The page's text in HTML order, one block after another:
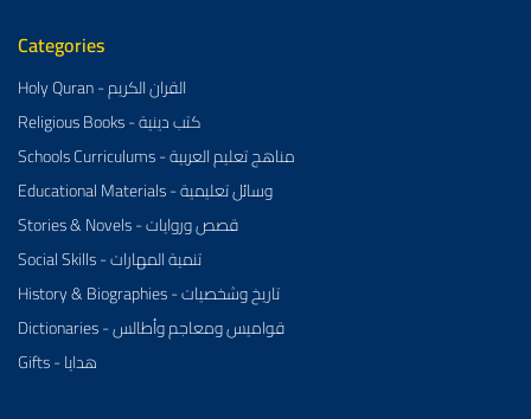
Categories
Holy Quran - القران الكريم
Religious Books - كتب دينية
Schools Curriculums - مناهج تعليم العربية
Educational Materials - وسائل تعليمية
Stories & Novels - قصص وروايات
Social Skills - تنمية المهارات
History & Biographies - تاريخ وشخصيات
Dictionaries - قواميس ومعاجم وأطالس
Gifts - هدايا